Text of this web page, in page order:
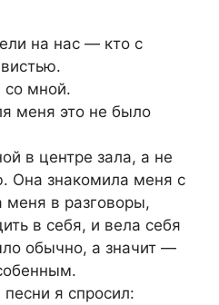
на нас — кто с
со мной.
меня это не было
в центре зала, а не
Она знакомила меня с
в разговоры,
в себя, и вела себя
обычно, а значит —
я спросил: